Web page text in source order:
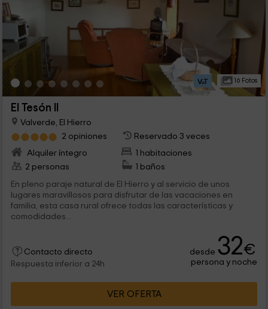
16 Fotos
El Tesón II
Valverde, El Hierro
2 opiniones
Reservado 3 veces
Alquiler íntegro
1 habitaciones
2 personas
1 baños
En pleno paraje natural de El Hierro y al servicio de unos
lugares maravillosos para disfrutar de las vacaciones en
familia, esta casa rural ofrece todas las características y
comodidades...
Contacto directo
Respuesta inferior a 24h
desde 32€
persona y noche
VER OFERTA